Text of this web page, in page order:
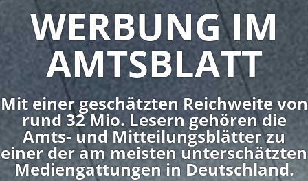
WERBUNG IM
AMTSBLATT
Mit einer geschätzten Reichweite von
rund 32 Mio. Lesern gehören die
Amts- und Mitteilungsblätter zu
einer der am meisten unterschätzten
Mediengattungen in Deutschland.